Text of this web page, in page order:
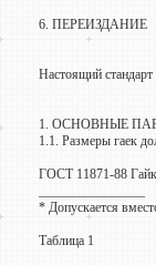
6. ПЕРЕИЗДАНИЕ
Настоящий
1. ОСНОВНЫЕ
1.1. Размеры гаек
ГОСТ 11871-88
* Допускается
Таблица 1